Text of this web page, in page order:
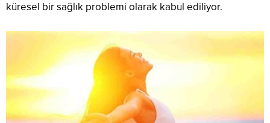
küresel bir sağlık problemi olarak kabul ediliyor.